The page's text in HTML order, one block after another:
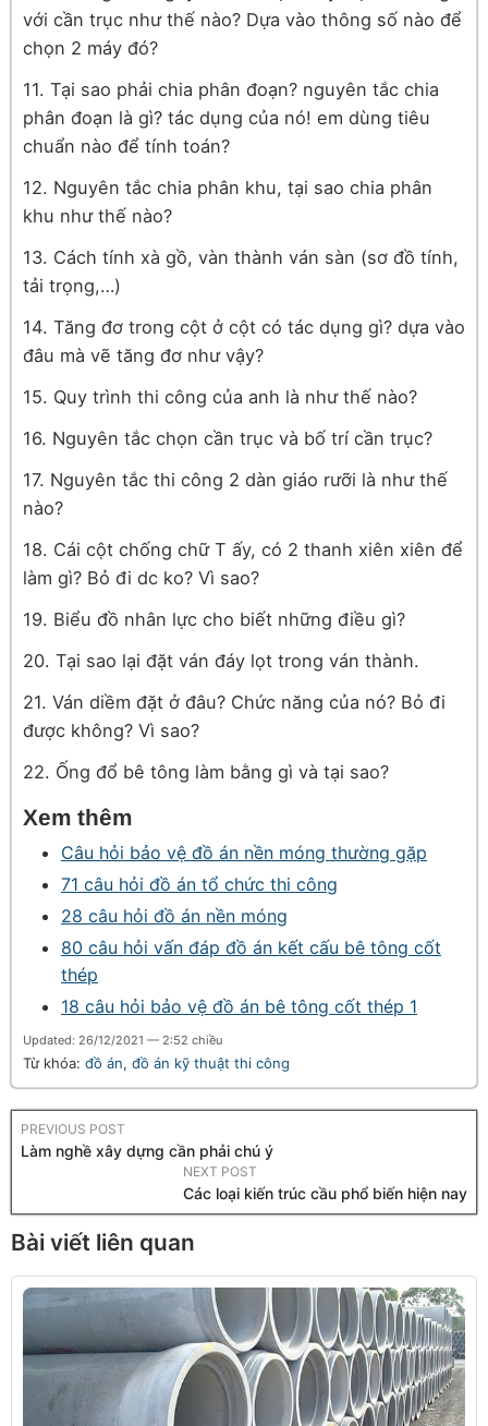
với cần trục như thế nào? Dựa vào thông số nào để
chọn 2 máy đó?
11. Tại sao phải chia phân đoạn? nguyên tắc chia
phân đoạn là gì? tác dụng của nó! em dùng tiêu
chuẩn nào để tính toán?
12. Nguyên tắc chia phân khu, tại sao chia phân
khu như thế nào?
13. Cách tính xà gồ, vàn thành ván sàn (sơ đồ tính,
tải trọng,…)
14. Tăng đơ trong cột ở cột có tác dụng gì? dựa vào
đâu mà vẽ tăng đơ như vậy?
15. Quy trình thi công của anh là như thế nào?
16. Nguyên tắc chọn cần trục và bố trí cần trục?
17. Nguyên tắc thi công 2 dàn giáo rưỡi là như thế
nào?
18. Cái cột chống chữ T ấy, có 2 thanh xiên xiên để
làm gì? Bỏ đi dc ko? Vì sao?
19. Biểu đồ nhân lực cho biết những điều gì?
20. Tại sao lại đặt ván đáy lọt trong ván thành.
21. Ván diềm đặt ở đâu? Chức năng của nó? Bỏ đi
được không? Vì sao?
22. Ống đổ bê tông làm bằng gì và tại sao?
Xem thêm
Câu hỏi bảo vệ đồ án nền móng thường gặp
71 câu hỏi đồ án tổ chức thi công
28 câu hỏi đồ án nền móng
80 câu hỏi vấn đáp đồ án kết cấu bê tông cốt
thép
18 câu hỏi bảo vệ đồ án bê tông cốt thép 1
Updated: 26/12/2021 — 2:52 chiều
Từ khóa: đồ án, đồ án kỹ thuật thi công
PREVIOUS POST
Làm nghề xây dựng cần phải chú ý
NEXT POST
Các loại kiến trúc cầu phổ biến hiện nay
Bài viết liên quan